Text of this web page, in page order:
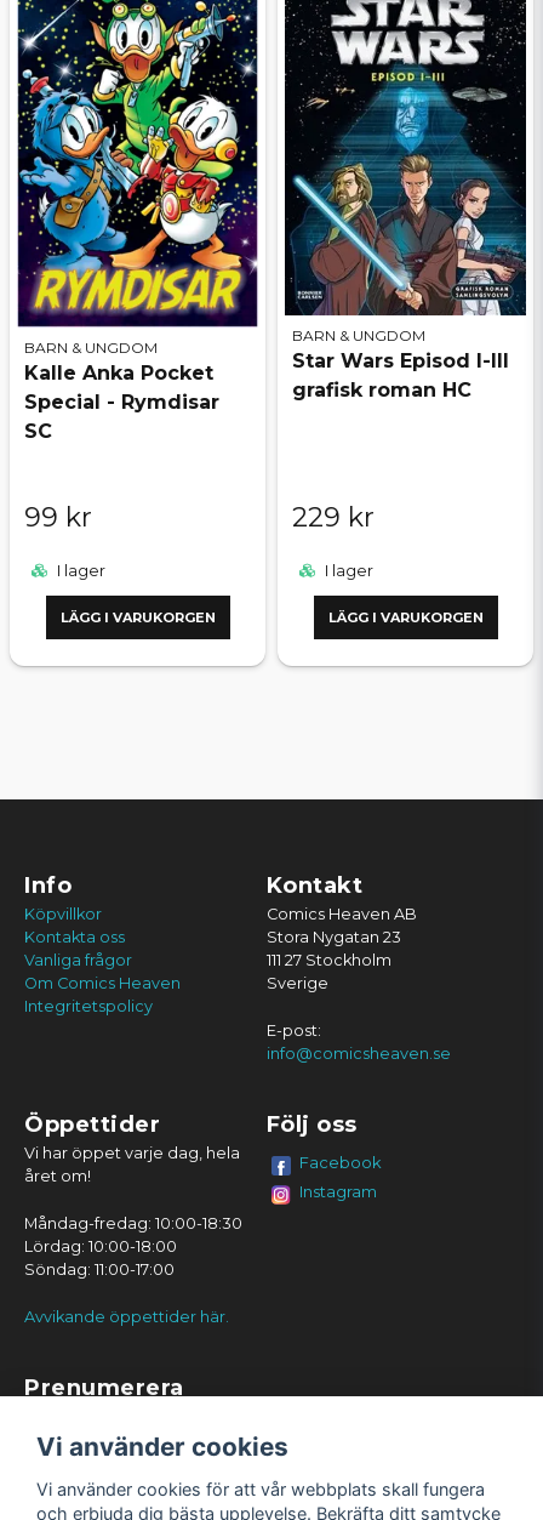
BARN & UNGDOM
Kalle Anka Pocket
Special - Rymdisar
SC
99 kr
I lager
LÄGG I VARUKORGEN
BARN & UNGDOM
Star Wars Episod I-III
grafisk roman HC
229 kr
I lager
LÄGG I VARUKORGEN
Info
Köpvillkor
Kontakta oss
Vanliga frågor
Om Comics Heaven
Integritetspolicy
Kontakt
Comics Heaven AB
Stora Nygatan 23
111 27 Stockholm
Sverige
E-post:
info@comicsheaven.se
Öppettider
Vi har öppet varje dag, hela
året om!
Måndag-fredag: 10:00-18:30
Lördag: 10:00-18:00
Söndag: 11:00-17:00
Avvikande öppettider här.
Följ oss
Facebook
Instagram
Prenumerera
Vi använder cookies
Vi använder cookies för att vår webbplats skall fungera
och erbjuda dig bästa upplevelse. Bekräfta ditt samtycke